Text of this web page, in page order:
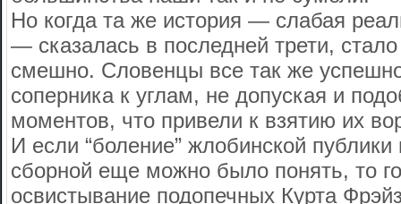
Но когда та же история — слабая
— сказалась в последней трети,
смешно. Словенцы все так же
соперника к углам, не допуская и
моментов, что привели к взятию их
И если “боление” жлобинской
сборной еще можно было понять, то
освистывание подопечных Курта